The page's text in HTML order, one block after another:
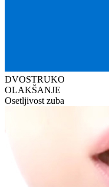
DVOSTRUKO
OLAKŠANJE
Osetljivost zuba